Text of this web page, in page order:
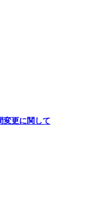
変更に関して